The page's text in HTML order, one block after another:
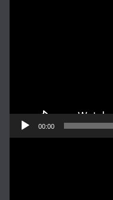
00:00